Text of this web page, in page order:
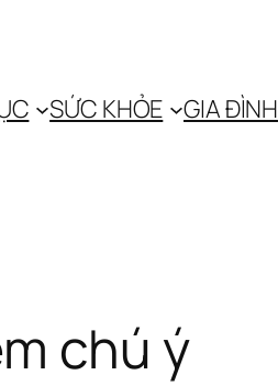
SỨC KHỎE GIA ĐÌNH
chú ý